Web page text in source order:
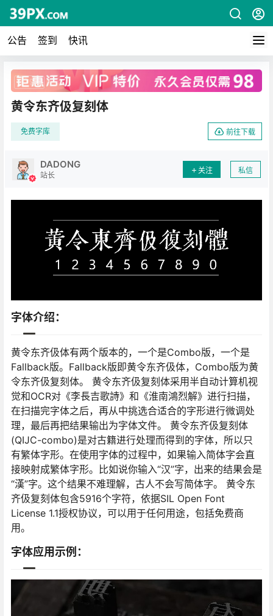
公告 签到 快讯
广告
黄令东齐伋复刻体
免费字库 前往下载
DADONG
站长
关注 私信
字体介绍：
黄令东齐伋体有两个版本的，一个是Combo版，一个是
Fallback版。Fallback版即黄令东齐伋体，Combo版为黄
令东齐伋复刻体。 黄令东齐伋复刻体采用半自动计算机视
觉和OCR对《李長吉歌詩》和《淮南鴻烈解》进行扫描，
在扫描完字体之后，再从中挑选合适合的字形进行微调处
理，最后再把结果输出为字体文件。 黄令东齐伋复刻体
(QIJC-combo)是对古籍进行处理而得到的字体，所以只
有繁体字形。在使用字体的过程中，如果输入简体字会直
接映射成繁体字形。比如说你输入“汉”字，出来的结果会是
“漢”字。这个结果不难理解，古人不会写简体字。 黄令东
齐伋复刻体包含5916个字符，依据SIL Open Font
License 1.1授权协议，可以用于任何用途，包括免费商
用。
字体应用示例：